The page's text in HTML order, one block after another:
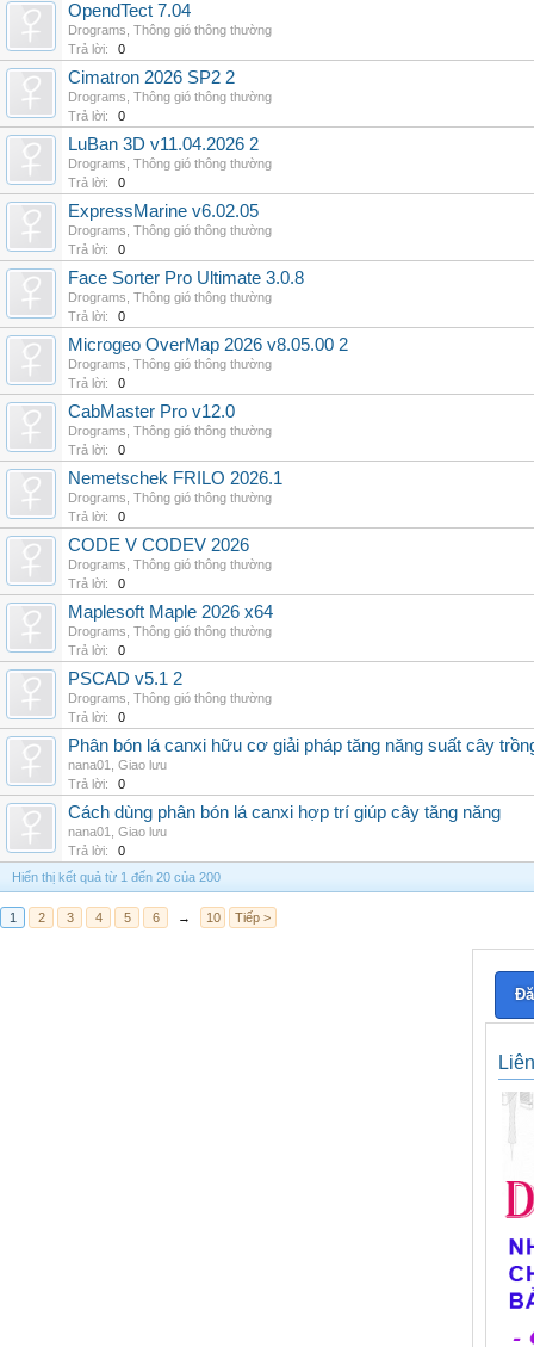
OpendTect 7.04
Drograms Thông gió thông thường
Trả lời:
0
Cimatron 2026 SP2 2
Drograms Thông gió thông thường
Trả lời:
0
LuBan 3D v11.04.2026 2
Drograms Thông gió thông thường
Trả lời:
0
ExpressMarine v6.02.05
Drograms Thông gió thông thường
Trả lời:
0
Face Sorter Pro Ultimate 3.0.8
Drograms Thông gió thông thường
Trả lời:
0
Microgeo OverMap 2026 v8.05.00 2
Drograms Thông gió thông thường
Trả lời:
0
CabMaster Pro v12.0
Drograms Thông gió thông thường
Trả lời:
0
Nemetschek FRILO 2026.1
Drograms Thông gió thông thường
Trả lời:
0
CODE V CODEV 2026
Drograms Thông gió thông thường
Trả lời:
0
Maplesoft Maple 2026 x64
Drograms Thông gió thông thường
Trả lời:
0
PSCAD v5.1 2
Drograms Thông gió thông thường
Trả lời:
0
Phân bón lá canxi hữu cơ giải pháp tăng năng suất cây
nana01
Giao lưu
Trả lời:
0
Cách dùng phân bón lá canxi hợp trí giúp cây tăng năng
nana01
Giao lưu
Trả lời:
0
Hiển thị kết quả từ 1 đến 20 của 200
1 2 3 4 5 6 → 10 Tiếp >